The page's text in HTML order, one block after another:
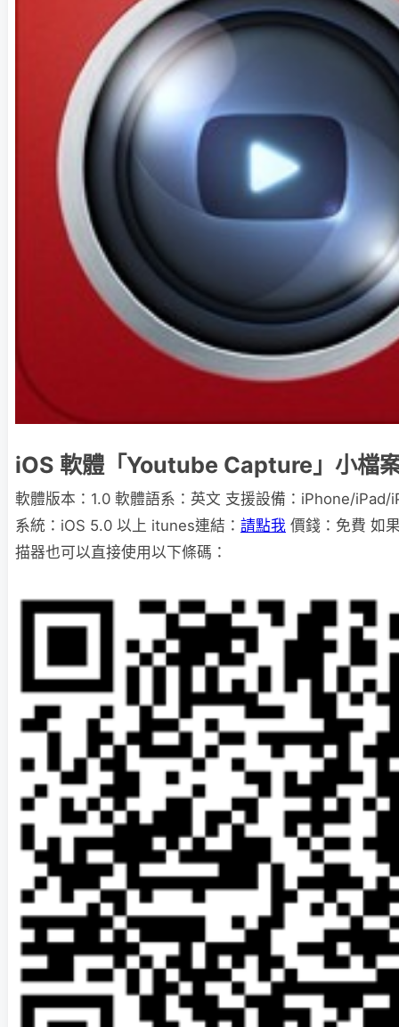
iOS 軟體「Youtube Capture」小檔
軟體版本：1.0 軟體語系：英文 支援設備：iPhone/iPad/
系統：iOS 5.0 以上 itunes連結： 請點我 價錢：免費 如
描器也可以直接使用以下條碼：